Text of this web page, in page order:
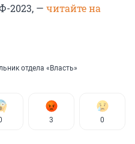
2023, — читайте на
отдела «Власть»
3 0